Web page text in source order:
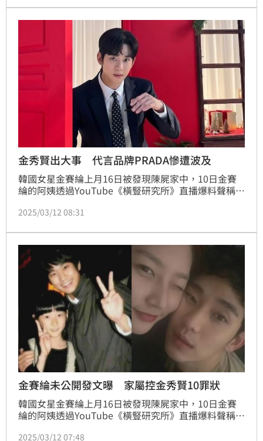
的親密合照，並曝光了金賽綸生前的求救簡訊。
金秀賢出大事 代言品牌PRADA慘遭波及
韓國女星金賽綸上月16日被發現陳屍家中，10日金賽
綸的阿姨透過YouTube《橫豎研究所》直播爆料聲稱金
賽綸的激吻照及金賽綸求救短信後，風波持續延燒。而
在出事，大陸網友便整理，該品牌從柯震東、PGone、
鄭爽、春夏、李易峰都出問題，「這是什麼魔咒嗎？」
蔡維歆
2025/03/12 08:31
金賽綸未公開發文曝 家屬控金秀賢10罪狀
韓國女星金賽綸上月16日被發現陳屍家中，10日金賽
綸的阿姨透過YouTube《橫豎研究所》直播爆料聲稱金
2025/03/12 07:48